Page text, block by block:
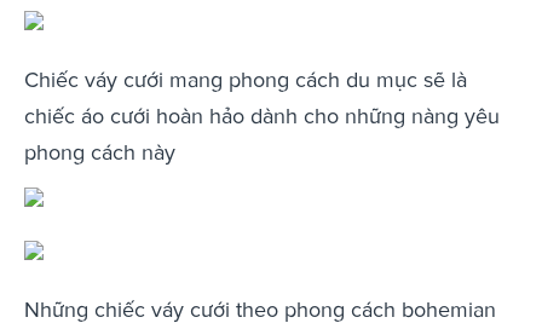
Chiếc váy cưới mang phong cách du mục sẽ là
chiếc áo cưới hoàn hảo dành cho những nàng yêu
phong cách này
Những chiếc váy cưới theo phong cách bohemian